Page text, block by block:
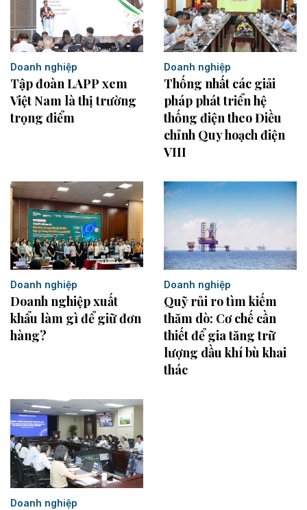
Doanh nghiệp
Tập đoàn LAPP xem
Việt Nam là thị trường
trọng điểm
Doanh nghiệp
Thống nhất các giải
pháp phát triển hệ
thống điện theo Điều
chỉnh Quy hoạch điện
VIII
Doanh nghiệp
Doanh nghiệp xuất
khẩu làm gì để giữ đơn
hàng?
Doanh nghiệp
Quỹ rủi ro tìm kiếm
thăm dò: Cơ chế cần
thiết để gia tăng trữ
lượng dầu khí bù khai
thác
Doanh nghiệp